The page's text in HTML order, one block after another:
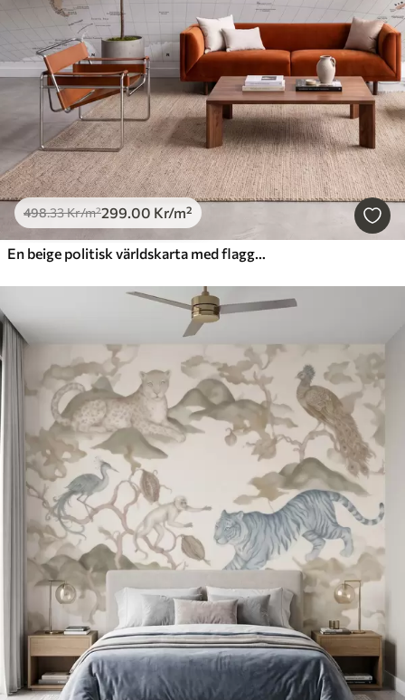
498.33Kr/m²299.00 Kr/m²
En beige politisk världskarta med flaggor på engelska